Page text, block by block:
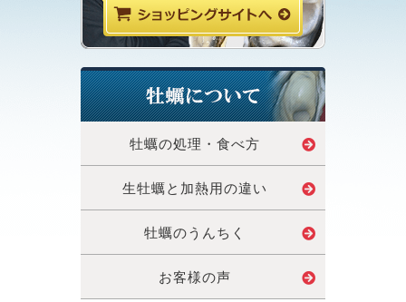
牡蠣の処理・食べ方
生牡蠣と加熱用の違い
牡蠣のうんちく
お客様の声